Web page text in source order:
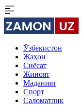
Ўзбекистон
Жаҳон
Сиёсат
Жиноят
Маданият
Спорт
Cаломатлик